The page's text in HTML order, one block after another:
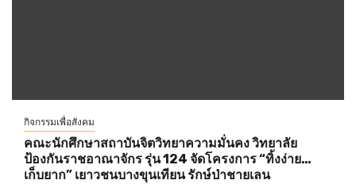
กิจกรรมเพื่อสังคม
คณะนักศึกษาสถาบันจิตวิทยาความมั่นคง วิทยาลัย
ป้องกันราชอาณาจักร รุ่น 124 จัดโครงการ “ทิ้งง่าย…
เก็บยาก” เยาวชนบางขุนเทียน รักษ์ป่าชายเลน